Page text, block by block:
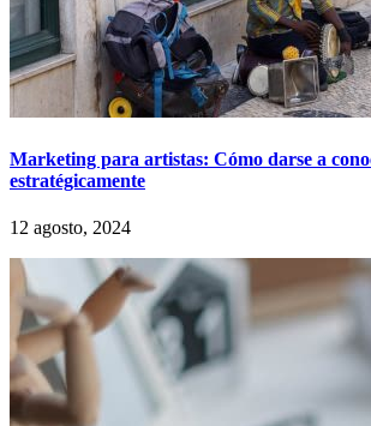
Marketing para artistas: Cómo darse a
estratégicamente
12 agosto, 2024